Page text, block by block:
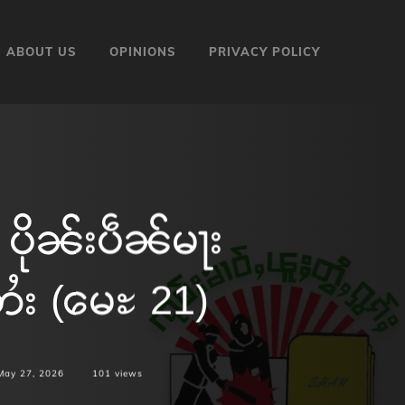
ABOUT US OPINIONS PRIVACY POLICY
ပိုၼ်းပဵၼ်မႃး
(မေႊ 21)
27, 2026 101 views